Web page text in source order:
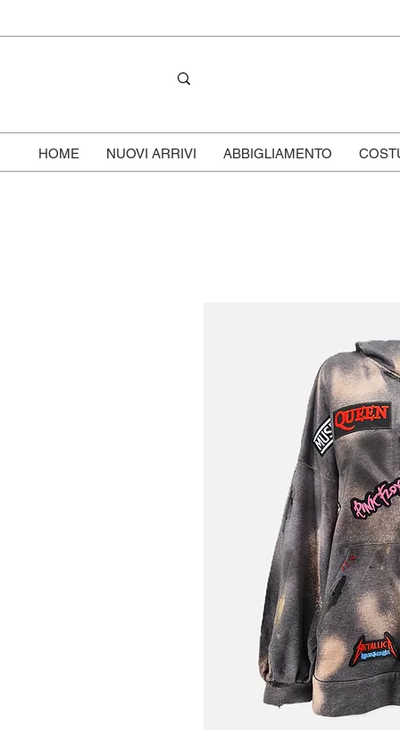
HOME NUOVI ARRIVI ABBIGLIAMENTO